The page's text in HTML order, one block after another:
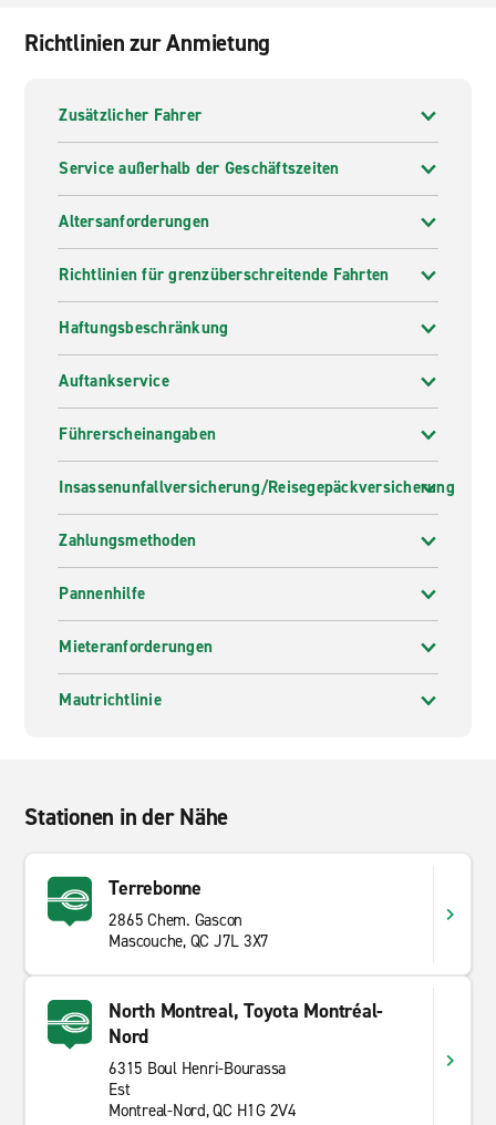
Richtlinien zur Anmietung
Zusätzlicher Fahrer
Service außerhalb der Geschäftszeiten
Altersanforderungen
Richtlinien für grenzüberschreitende Fahrten
Haftungsbeschränkung
Auftankservice
Führerscheinangaben
Insassenunfallversicherung/Reisegepäckversicherung
Zahlungsmethoden
Pannenhilfe
Mieteranforderungen
Mautrichtlinie
Stationen in der Nähe
Terrebonne
2865 Chem. Gascon
Mascouche, QC J7L 3X7
North Montreal, Toyota Montréal-
Nord
6315 Boul Henri-Bourassa
Est
Montreal-Nord, QC H1G 2V4